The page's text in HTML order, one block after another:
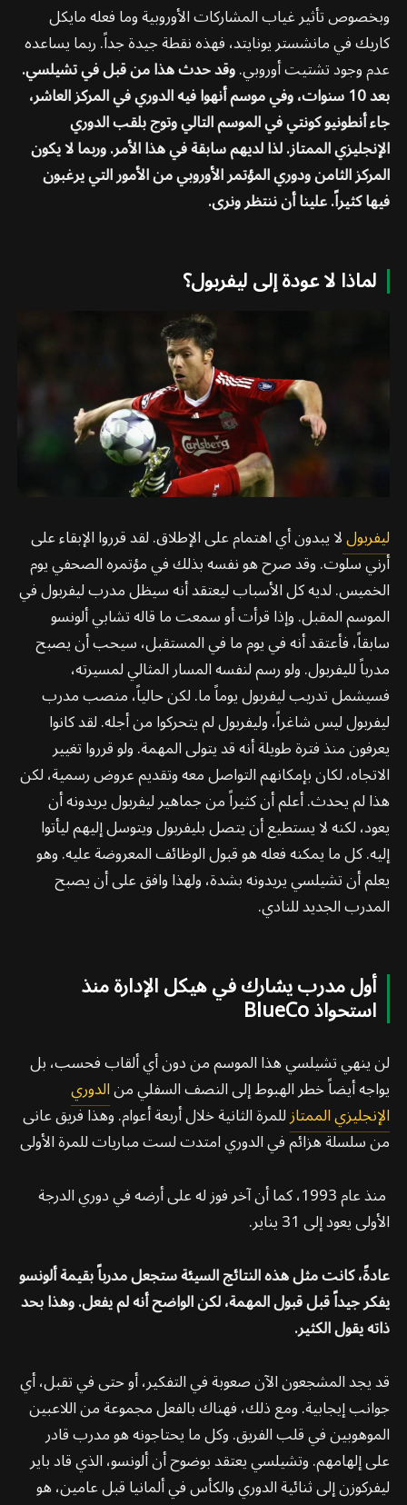
وبخصوص تأثير غياب المشاركات الأوروبية وما فعله مايكل
كاريك في مانشستر يونايتد، فهذه نقطة جيدة جداً. ربما يساعده
عدم وجود تشتيت أوروبي.وقد حدث هذا من قبل في تشيلسي.
بعد 10 سنوات، وفي موسم أنهوا فيه الدوري في المركز العاشر،
جاء أنطونيو كونتي في الموسم التالي وتوج بلقب الدوري
الإنجليزي الممتاز. لذا لديهم سابقة في هذا الأمر. وربما لا يكون
المركز الثامن ودوري المؤتمر الأوروبي من الأمور التي يرغبون
فيها كثيراً. علينا أن ننتظر ونرى.
لماذا لا عودة إلى ليفربول؟
ليفربوللا يبدون أي اهتمام على الإطلاق. لقد قرروا الإبقاء على
أرني سلوت. وقد صرح هو نفسه بذلك في مؤتمره الصحفي يوم
الخميس. لديه كل الأسباب ليعتقد أنه سيظل مدرب ليفربول في
الموسم المقبل. وإذا قرأت أو سمعت ما قاله تشابي ألونسو
سابقاً، فأعتقد أنه في يوم ما في المستقبل، سيحب أن يصبح
مدرباً لليفربول. ولو رسم لنفسه المسار المثالي لمسيرته،
فسيشمل تدريب ليفربول يوماً ما. لكن حالياً، منصب مدرب
ليفربول ليس شاغراً، وليفربول لم يتحركوا من أجله. لقد كانوا
يعرفون منذ فترة طويلة أنه قد يتولى المهمة. ولو قرروا تغيير
الاتجاه، لكان بإمكانهم التواصل معه وتقديم عروض رسمية، لكن
هذا لم يحدث. أعلم أن كثيراً من جماهير ليفربول يريدونه أن
يعود، لكنه لا يستطيع أن يتصل بليفربول ويتوسل إليهم ليأتوا
إليه. كل ما يمكنه فعله هو قبول الوظائف المعروضة عليه. وهو
يعلم أن تشيلسي يريدونه بشدة، ولهذا وافق على أن يصبح
المدرب الجديد للنادي.
أول مدرب يشارك في هيكل الإدارة منذ
استحواذ BlueCo
لن ينهي تشيلسي هذا الموسم من دون أي ألقاب فحسب، بل
يواجه أيضاً خطر الهبوط إلى النصف السفلي منالدوري
الإنجليزي الممتازللمرة الثانية خلال أربعة أعوام. وهذا فريق عانى
من سلسلة هزائم في الدوري امتدت لست مباريات للمرة الأولى
منذ عام 1993، كما أن آخر فوز له على أرضه في دوري الدرجة
الأولى يعود إلى 31 يناير.
عادةً، كانت مثل هذه النتائج السيئة ستجعل مدرباً بقيمة ألونسو
يفكر جيداً قبل قبول المهمة، لكن الواضح أنه لم يفعل. وهذا بحد
ذاته يقول الكثير.
قد يجد المشجعون الآن صعوبة في التفكير، أو حتى في تقبل، أي
جوانب إيجابية. ومع ذلك، فهناك بالفعل مجموعة من اللاعبين
الموهوبين في قلب الفريق. وكل ما يحتاجونه هو مدرب قادر
على إلهامهم. وتشيلسي يعتقد بوضوح أن ألونسو، الذي قاد باير
ليفركوزن إلى ثنائية الدوري والكأس في ألمانيا قبل عامين، هو